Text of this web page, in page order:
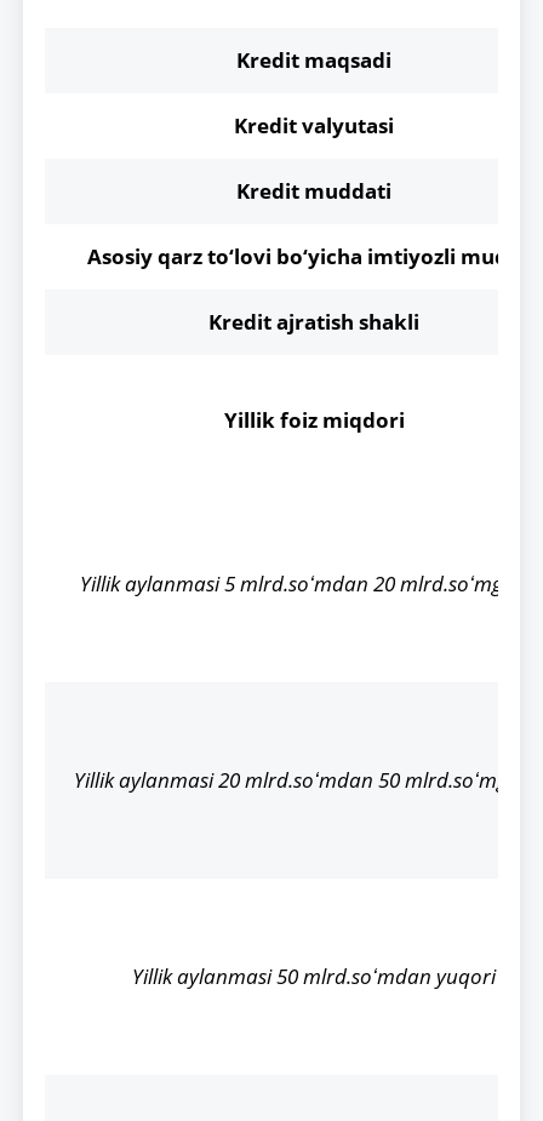
Kredit maqsadi
Kredit valyutasi
Kredit muddati
Asosiy qarz to‘lovi bo‘yicha imtiyozli muddat
Kredit ajratish shakli
Yillik foiz miqdori
Yillik aylanmasi 5 mlrd.soʻmdan 20
Yillik aylanmasi 20 mlrd.soʻmdan 50
Yillik aylanmasi 50 mlrd.soʻmdan yuqori